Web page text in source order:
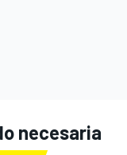
necesaria